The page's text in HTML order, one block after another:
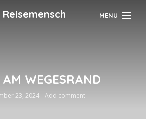
Reisemensch MENU
WEGESRAND
23, 2024 Add comment